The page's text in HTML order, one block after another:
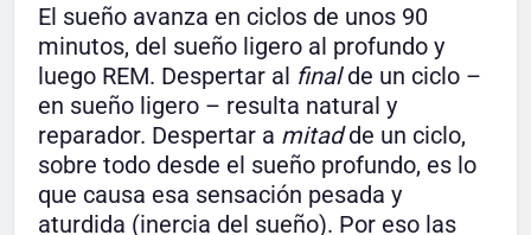
El sueño avanza en ciclos de unos 90
minutos, del sueño ligero al profundo y
luego REM. Despertar al finalde un ciclo –
en sueño ligero – resulta natural y
reparador. Despertar a mitadde un ciclo,
sobre todo desde el sueño profundo, es lo
que causa esa sensación pesada y
aturdida (inercia del sueño). Por eso las